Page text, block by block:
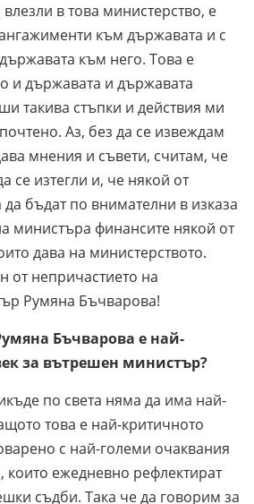
в това министерство, е
към държавата и с
към него. Това е
и държавата и държавата
такива стъпки и действия ми
Аз, без да се извеждам
мнения и съвети, считам, че
се изтегли и, че някой от
бъдат по внимателни в изказа
министъра финансите някой от
дава на министерството.
от непричастието на
Румяна Бъчварова!
Бъчварова е най-
за вътрешен министър?
по света няма да има най-
това е най-критичното
с най-големи очаквания
които ежедневно рефлектират
съдби. Така че да говорим за